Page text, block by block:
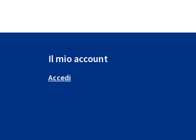
Il mio account
Accedi